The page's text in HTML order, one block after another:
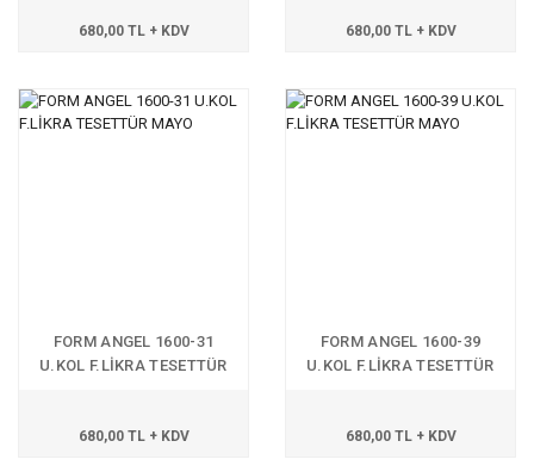
680,00 TL + KDV 680,00 TL + KDV
FORM ANGEL 1600-31
U.KOL F.LİKRA TESETTÜR
680,00 TL + KDV
FORM ANGEL 1600-39
U.KOL F.LİKRA TESETTÜR
680,00 TL + KDV